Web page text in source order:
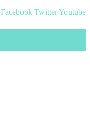
Facebook TwitterYoutube